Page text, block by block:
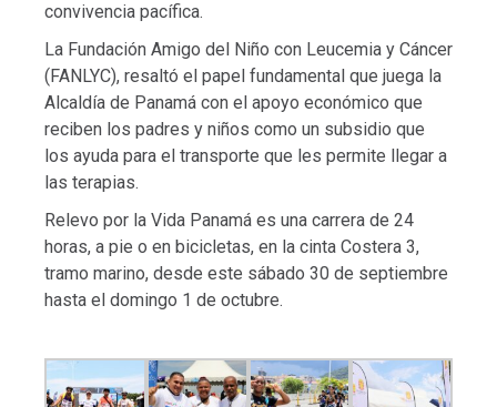
convivencia pacífica.
La Fundación Amigo del Niño con Leucemia y Cáncer
(FANLYC), resaltó el papel fundamental que juega la
Alcaldía de Panamá con el apoyo económico que
reciben los padres y niños como un subsidio que
los ayuda para el transporte que les permite llegar a
las terapias.
Relevo por la Vida Panamá es una carrera de 24
horas, a pie o en bicicletas, en la cinta Costera 3,
tramo marino, desde este sábado 30 de septiembre
hasta el domingo 1 de octubre.